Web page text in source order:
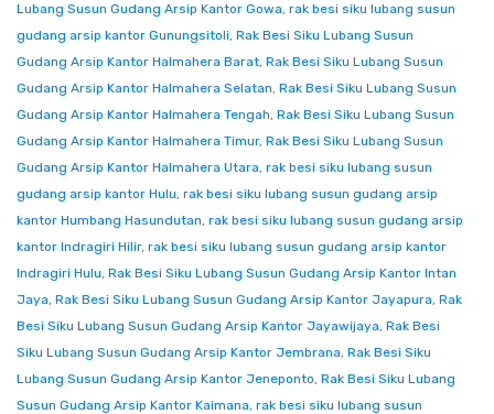
Lubang Susun Gudang Arsip Kantor Gowa, rak besi siku lubang susun
gudang arsip kantor Gunungsitoli, Rak Besi Siku Lubang Susun
Gudang Arsip Kantor Halmahera Barat, Rak Besi Siku Lubang Susun
Gudang Arsip Kantor Halmahera Selatan, Rak Besi Siku Lubang Susun
Gudang Arsip Kantor Halmahera Tengah, Rak Besi Siku Lubang Susun
Gudang Arsip Kantor Halmahera Timur, Rak Besi Siku Lubang Susun
Gudang Arsip Kantor Halmahera Utara, rak besi siku lubang susun
gudang arsip kantor Hulu, rak besi siku lubang susun gudang arsip
kantor Humbang Hasundutan, rak besi siku lubang susun gudang arsip
kantor Indragiri Hilir, rak besi siku lubang susun gudang arsip kantor
Indragiri Hulu, Rak Besi Siku Lubang Susun Gudang Arsip Kantor Intan
Jaya, Rak Besi Siku Lubang Susun Gudang Arsip Kantor Jayapura, Rak
Besi Siku Lubang Susun Gudang Arsip Kantor Jayawijaya, Rak Besi
Siku Lubang Susun Gudang Arsip Kantor Jembrana, Rak Besi Siku
Lubang Susun Gudang Arsip Kantor Jeneponto, Rak Besi Siku Lubang
Susun Gudang Arsip Kantor Kaimana, rak besi siku lubang susun